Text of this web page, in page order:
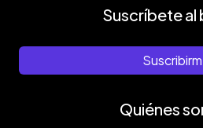
Suscríbete al
Quiénes